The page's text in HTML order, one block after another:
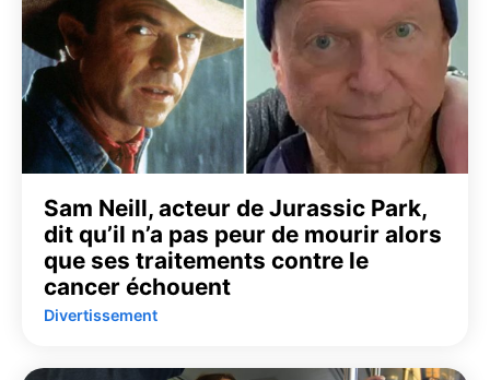
Sam Neill, acteur de Jurassic Park,
dit qu’il n’a pas peur de mourir alors
que ses traitements contre le
cancer échouent
Divertissement